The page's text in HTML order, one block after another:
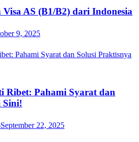
AS (B1/B2) dari Indonesia
9, 2025
Ribet: Pahami Syarat dan
Sini!
September 22, 2025